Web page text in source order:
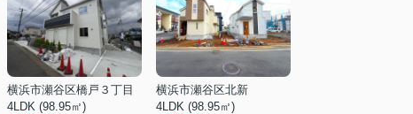
横浜市瀬谷区橋戸３丁目
4LDK (98.95㎡)
横浜市瀬谷区北新
4LDK (98.95㎡)